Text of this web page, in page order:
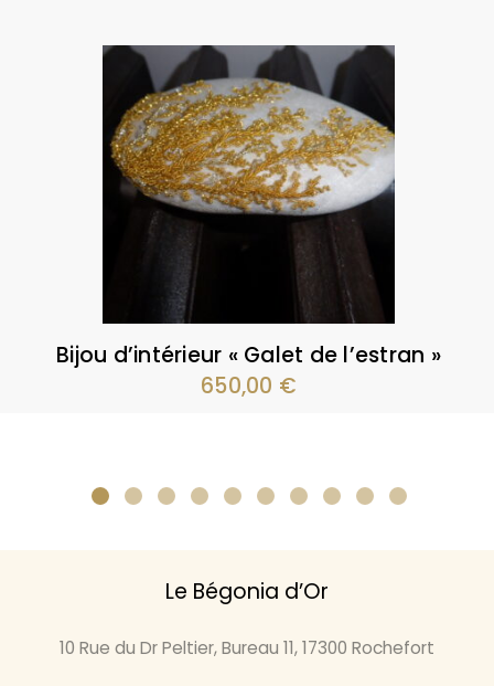
Bijou d’intérieur « Galet de l’estran »
650,00 €
Le Bégonia d’Or
10 Rue du Dr Peltier, Bureau 11, 17300 Rochefort